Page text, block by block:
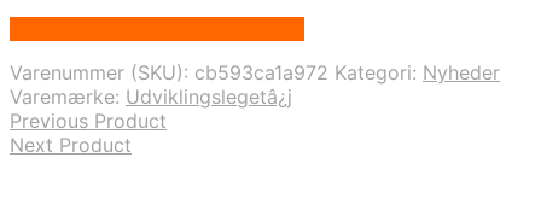
Varenummer (SKU): cb593ca1a972 Kategori: Nyheder
Varemærke: Udviklingslegetâ¿j
Previous Product
Next Product